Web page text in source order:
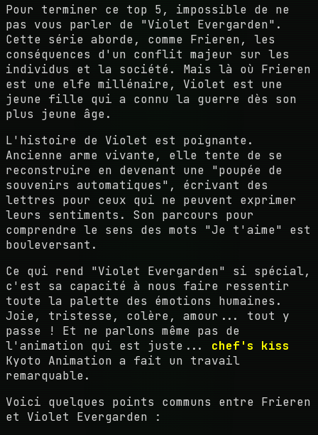
Pour terminer ce top 5, impossible de ne
pas vous parler de "Violet Evergarden".
Cette série aborde, comme Frieren, les
conséquences d'un conflit majeur sur les
individus et la société. Mais là où Frieren
est une elfe millénaire, Violet est une
jeune fille qui a connu la guerre dès son
plus jeune âge.
L'histoire de Violet est poignante.
Ancienne arme vivante, elle tente de se
reconstruire en devenant une "poupée de
souvenirs automatiques", écrivant des
lettres pour ceux qui ne peuvent exprimer
leurs sentiments. Son parcours pour
comprendre le sens des mots "Je t'aime" est
bouleversant.
Ce qui rend "Violet Evergarden" si spécial,
c'est sa capacité à nous faire ressentir
toute la palette des émotions humaines.
Joie, tristesse, colère, amour... tout y
passe ! Et ne parlons même pas de
l'animation qui est juste... chef's kiss
Kyoto Animation a fait un travail
remarquable.
Voici quelques points communs entre Frieren
et Violet Evergarden :